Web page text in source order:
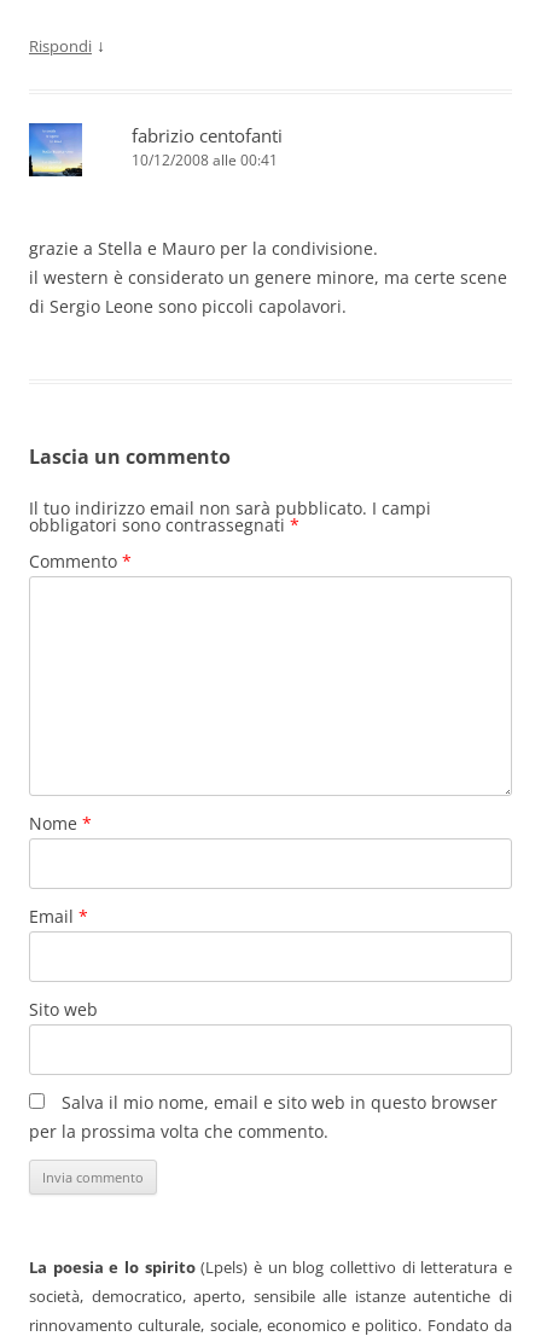
Rispondi ↓
fabrizio centofanti
10/12/2008 alle 00:41
grazie a Stella e Mauro per la condivisione.
il western è considerato un genere minore, ma certe scene
di Sergio Leone sono piccoli capolavori.
Lascia un commento
Il tuo indirizzo email non sarà pubblicato. I campi
obbligatori sono contrassegnati *
Commento *
Nome *
Email *
Sito web
Salva il mio nome, email e sito web in questo browser
per la prossima volta che commento.
La poesia e lo spirito(Lpels) è un blog collettivo di letteratura e
società, democratico, aperto, sensibile alle istanze autentiche di
rinnovamento culturale, sociale, economico e politico. Fondato da